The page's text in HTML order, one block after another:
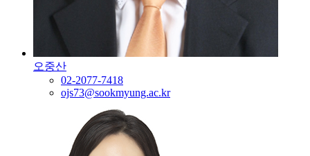
오중산
02-2077-7418
ojs73@sookmyung.ac.kr